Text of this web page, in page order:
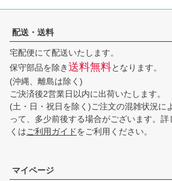
配送・送料
宅配便にて配送いたします。
保守部品を除き送料無料となります。
(沖縄、離島は除く)
ご決済後2営業日以内に出荷いたします。
(土・日・祝日を除く)ご注文の混雑状況に
って、多少前後する場合がございます。詳
くはご利用ガイドをご利用ください。
マイページ